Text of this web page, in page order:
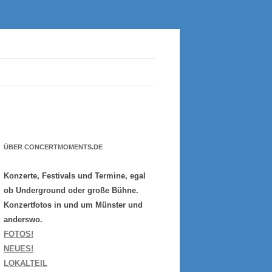
ÜBER CONCERTMOMENTS.DE
Konzerte, Festivals und Termine, egal
ob Underground oder große Bühne.
Konzertfotos in und um Münster und
anderswo.
FOTOS!
NEUES!
LOKALTEIL